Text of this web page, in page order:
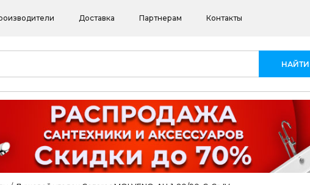
Доставка Партнерам Контакты